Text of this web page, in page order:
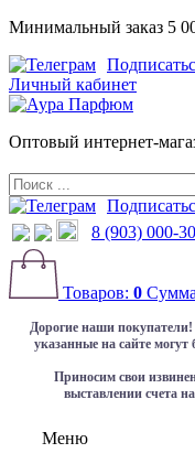
Минимальный заказ 5
Личный кабинет
Оптовый интернет-
8 (903) 000-
Товаров: 0
Дорогие наши покупатели!
указанные на сайте
Приносим свои
выставлении счета
Меню